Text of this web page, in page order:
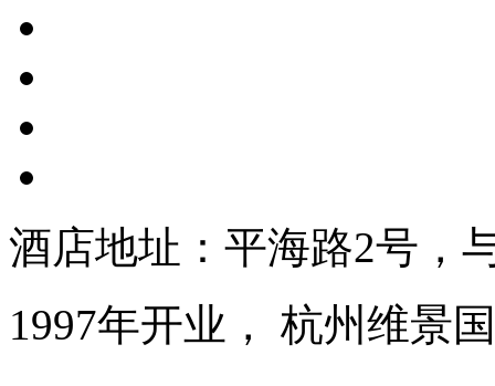
酒店地址：平海路2号，
1997年开业， 杭州维